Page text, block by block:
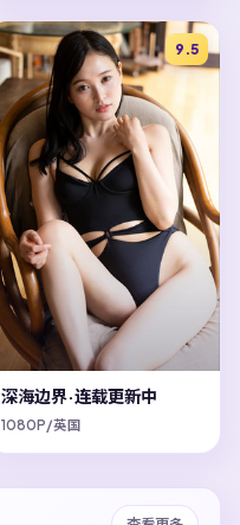
9.5
深海边界·连载更新中
1080P/英国